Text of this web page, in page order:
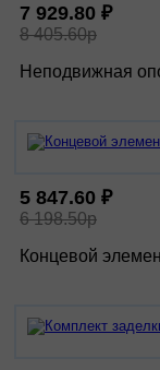
7 929.80 ₽
8 405.60р
Неподвижная
5 847.60 ₽
6 198.50р
Концевой